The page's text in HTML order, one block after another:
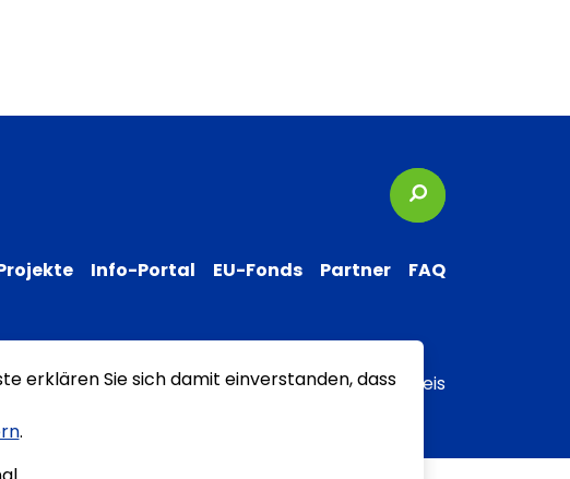
Suchbegriffe
Info-Portal EU-Fonds Partner FAQ
Erklärung zur Barrierefreiheit Transparenzhinweis
erklären Sie sich damit einverstanden, dass
.